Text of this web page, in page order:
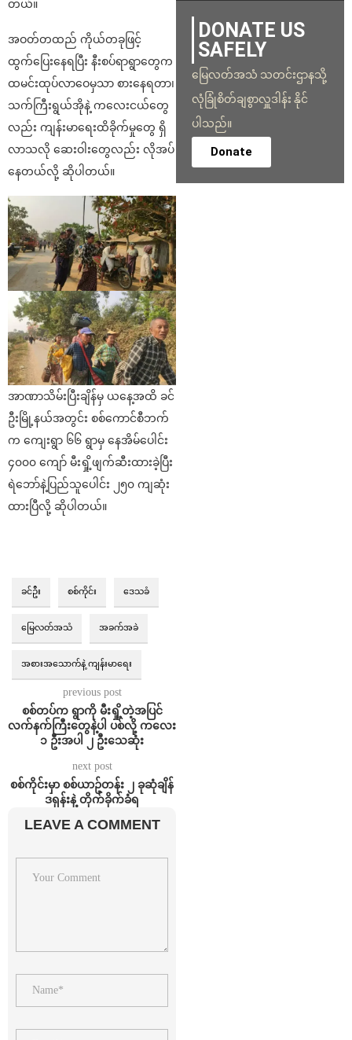
တယ်။
အဝတ်တထည် ကိုယ်တခုဖြင့်
ထွက်ပြေးနေရပြီး နီးစပ်ရာရွာတွေက
ထမင်းထုပ်လာဝေမှသာ စားနေရတာ၊
သက်ကြီးရွယ်အိုနဲ့ ကလေးငယ်တွေ
လည်း ကျန်းမာရေးထိခိုက်မှုတွေ ရှိ
လာသလို ဆေးဝါးတွေလည်း လိုအပ်
နေတယ်လို့ ဆိုပါတယ်။
အာဏာသိမ်းပြီးချိန်မှ ယနေ့အထိ ခင်
ဦးမြို့နယ်အတွင်း စစ်ကောင်စီဘက်
က ကျေးရွာ ၆၆ ရွာမှ နေအိမ်ပေါင်း
၄၀၀၀ ကျော် မီးရှို့ဖျက်ဆီးထားခဲ့ပြီး
ရဲဘော်နဲ့ပြည်သူပေါင်း ၂၅၀ ကျဆုံး
ထားပြီလို့ ဆိုပါတယ်။
ခင်ဦး စစ်ကိုင်း ဒေသခံ
မြေလတ်အသံ အခက်အခဲ
အစားအသောက်နဲ့ ကျန်းမာရေး
previous post
စစ်တပ်က ရွာကို မီးရှို့တဲ့အပြင်
လက်နက်ကြီးတွေနဲ့ပါ ပစ်လို့ ကလေး
၁ ဦးအပါ ၂ ဦးသေဆုံး
next post
စစ်ကိုင်းမှာ စစ်ယာဥ်တန်း ၂ ခုဆုံချိန်
ဒရုန်းနဲ့ တိုက်ခိုက်ခံရ
LEAVE A COMMENT
DONATE US
SAFELY
မြေလတ်အသံ သတင်းဌာနသို့
လုံခြုံစိတ်ချစွာလှူဒါန်း နိုင်
ပါသည်။
Donate